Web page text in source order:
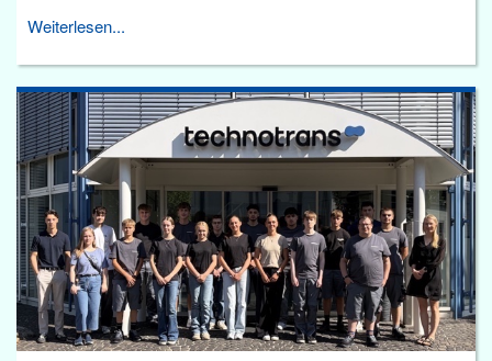
Weiterlesen...